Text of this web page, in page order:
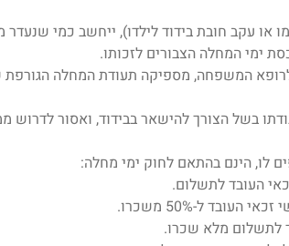
או עקב חובת בידוד לילדו), ייחשב כמי
ימי המחלה הצבורים לזכותו.
המשפחה, מספיקה תעודת המחלה
בשל הצורך להישאר בבידוד, ואסור לדרוש
לו, הינם בהתאם לחוק ימי מחלה:
העובד לתשלום.
ל-50% משכרו.
לתשלום מלא שכרו.